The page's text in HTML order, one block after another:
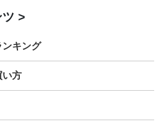
ンキング
い方